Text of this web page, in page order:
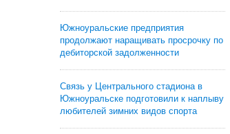
Южноуральские предприятия
продолжают наращивать просрочку по
дебиторской задолженности
Связь у Центрального стадиона в
Южноуральске подготовили к наплыву
любителей зимних видов спорта